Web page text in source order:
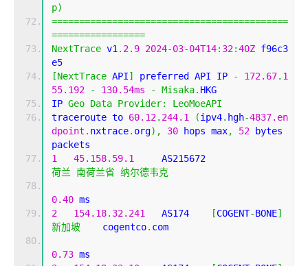
p)
===========================================
=================
NextTrace v1 . 2.9 2024-03-04T14: 32:40Z f96c3
e5
[NextTrace API] preferred API IP - 172.67. 1
55.192
- 130.54ms - Misaka. HKG
IP Geo Data Provider:
LeoMoeAPI
traceroute to 60.12. 244.1 (ipv4. hgh-4837.en
dpoint . nxtrace. org), 30 hops max, 52 bytes
packets
1
45.158. 59.1
荷兰 南荷兰省 纳尔德韦克
0.40 ms
2
154.18. 32.241
   AS174
[COGENT-BONE]
新加坡
    cogentco
. com
0.73 ms